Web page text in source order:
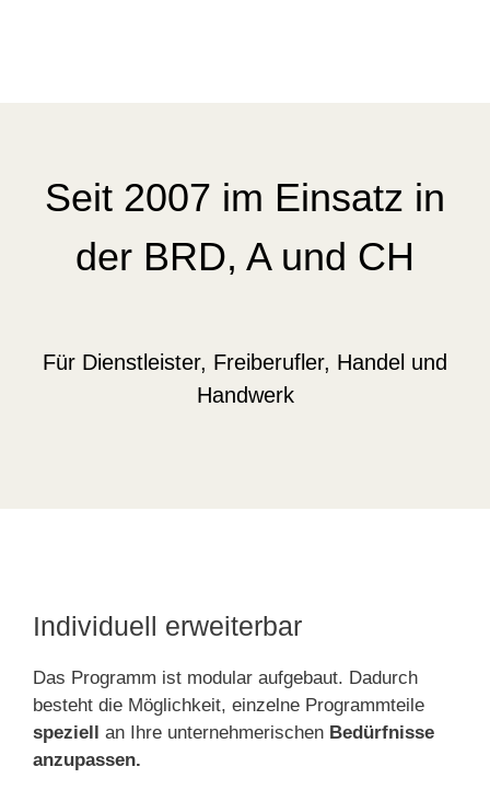
Seit 2007 im Einsatz in
der BRD, A und CH
Für Dienstleister, Freiberufler, Handel und
Handwerk
Individuell erweiterbar
Das Programm ist modular aufgebaut. Dadurch
besteht die Möglichkeit, einzelne Programmteile
speziell an Ihre unternehmerischen Bedürfnisse
anzupassen.